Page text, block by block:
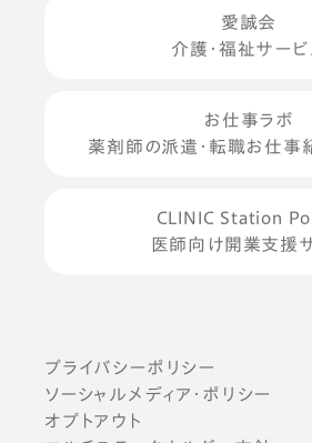
愛誠会
介護・福祉サービ
お仕事ラボ
薬剤師の派遣・転職お仕事
CLINIC Station
医師向け開業支援
プライバシーポリシー
ソーシャルメディア・ポリシー
オプトアウト